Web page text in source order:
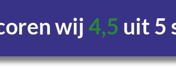
wij4,5 uit 5